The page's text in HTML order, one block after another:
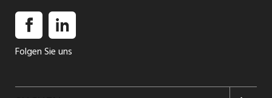
Folgen Sie uns